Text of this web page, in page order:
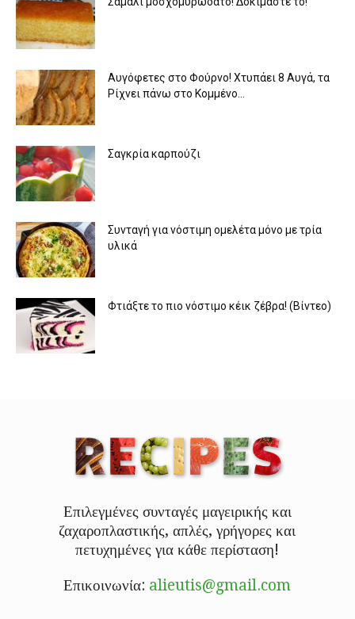
Αυγόφετες στο Φούρνο! Χτυπάει 8 Αυγά, τα
Ρίχνει πάνω στο Κομμένο...
Σαγκρία καρπούζι
Συνταγή για νόστιμη ομελέτα μόνο με τρία
υλικά
Φτιάξτε το πιο νόστιμο κέικ ζέβρα! (Βίντεο)
Επιλεγμένες συνταγές μαγειρικής και
ζαχαροπλαστικής, απλές, γρήγορες και
πετυχημένες για κάθε περίσταση!
Επικοινωνία: alieutis@gmail.com